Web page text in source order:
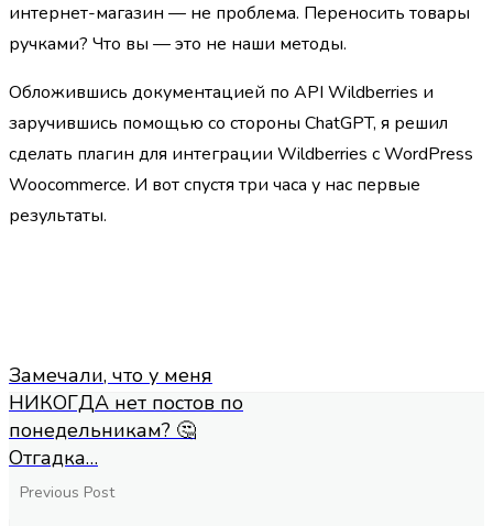
интернет-магазин — не проблема. Переносить товары
ручками? Что вы — это не наши методы.
Обложившись документацией по API Wildberries и
заручившись помощью со стороны ChatGPT, я решил
сделать плагин для интеграции Wildberries с WordPress
Woocommerce. И вот спустя три часа у нас первые
результаты.
Замечали, что у меня
НИКОГДА нет постов по
понедельникам? 🤔
Отгадка…
Previous Post